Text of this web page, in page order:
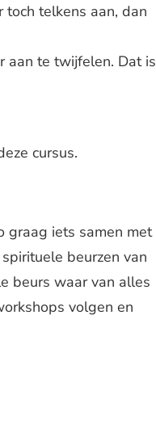
telkens aan, dan
aan te twijfelen. Dat is
cursus.
graag iets samen met
beurzen van
beurs waar van alles
volgen en